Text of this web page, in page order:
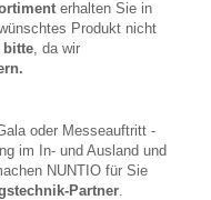
erhalten Sie in
Produkt nicht
bitte, da wir
oder Messeauftritt -
im In- und Ausland und
NUNTIO für Sie
Partner.